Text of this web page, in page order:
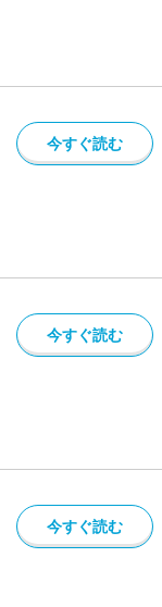
今すぐ読む
今すぐ読む
今すぐ読む